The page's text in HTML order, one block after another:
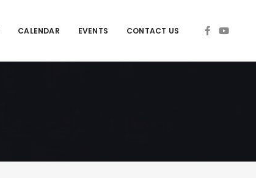
CALENDAR EVENTS CONTACT US